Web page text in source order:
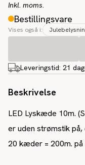
Inkl. moms.
Bestillingsvare
Vises også i:
Leveringstid: 21
Beskrivelse
LED Lyskæde 10m.
er uden strømstik
20 kæder = 200m. på